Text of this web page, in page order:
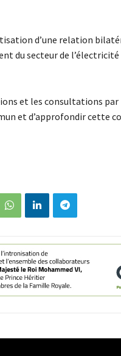
d’une relation
du secteur de
et les consultations
et d’approfondir cette